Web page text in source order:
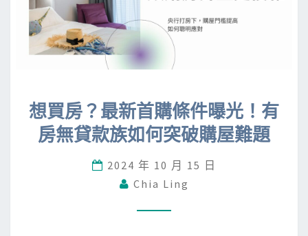
買
房
最
新
首
想買房？最新首購條件曝光！有
房無貸款族如何突破購屋難題
2024 年 10 月 15 日
Chia Ling